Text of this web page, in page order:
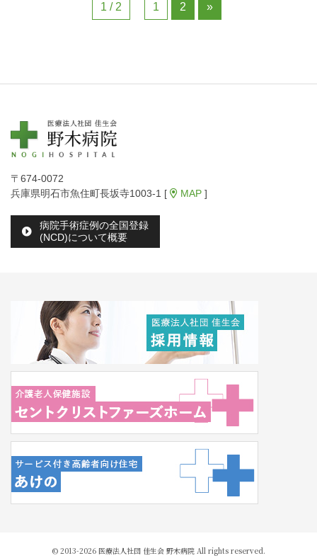
1 / 2 1 2 »
〒674-0072
兵庫県明石市魚住町長坂寺1003-1 [
MAP ]
病院手術症例の全国登録
(NCD)について概要
© 2013-2026 医療法人社団 佳生会 野木病院 All rights reserved.